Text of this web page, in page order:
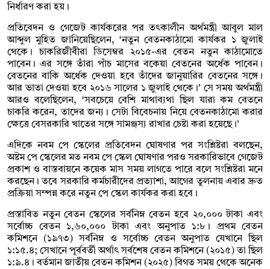
নির্ধারণ করা হয়।
প্রতিবেদন ও গেজেট কার্যকরের পর তৎকালীন অর্থমন্ত্রী আবুল মাল
আব্দুল মুহিত জানিয়েছিলেন, ‘নতুন বেতনকাঠামো কার্যকর ১ জুলাই
থেকে। চাকরিজীবীরা ডিসেম্বর ২০১৫-এর বেতন নতুন কাঠামোতে
পাবেন। এর সঙ্গে তাঁরা পাঁচ মাসের বকেয়া বেতনের অর্ধেক পাবেন।
বেতনের বাকি অর্ধেক দেওয়া হবে তাঁদের জানুয়ারির বেতনের সঙ্গে।
আর ভাতা দেওয়া হবে ২০১৬ সালের ১ জুলাই থেকে।’ সে সময় অর্থমন্ত্রী
আরও বলেছিলেন, ‘সবচেয়ে বেশি মাথাব্যথা ছিল যারা কম বেতনে
চাকরি করেন, তাদের জন্য। সেটা বিবেচনায় নিয়ে বেতনকাঠামো করার
ক্ষেত্রে বেসরকারি খাতের সঙ্গে সামঞ্জস্য রাখার চেষ্টা করা হয়েছে।’
এদিকে নবম পে স্কেলের প্রতিবেদন ঘোষণার পর সংশ্লিষ্টরা বলছেন,
অষ্টম পে স্কেলের মত নবম পে স্কেল ঘোষণার পরও সরকারিভাবে গেজেট
প্রকাশ ও বাস্তবায়নে কয়েক মাস সময় লাগতে পারে বলে সংশ্লিষ্টরা মনে
করছেন। তবে সরকারি কর্মচারীদের প্রত্যাশা, আগের তুলনায় এবার দ্রুত
প্রক্রিয়া সম্পন্ন করে নতুন পে স্কেল কার্যকর করা হবে।
প্রস্তাবিত নতুন বেতন স্কেলের সর্বনিম্ন বেতন হবে ২০,০০০ টাকা এবং
সর্বোচ্চ বেতন ১,৬০,০০০ টাকা এবং অনুপাত ১:৮। প্রথম বেতন
কমিশনে (১৯৭৩) সর্বনিম্ন ও সর্বোচ্চ বেতন অনুপাত যেখানে ছিল
১:১৫.৪; সেখানে পূর্ববর্তী অর্থাৎ সর্বশেষ বেতন কমিশনে (২০১৫) তা ছিল
১:৯.৪। বর্তমান জাতীয় বেতন কমিশন (২০২৫) বিগত সময় থেকে অনেক